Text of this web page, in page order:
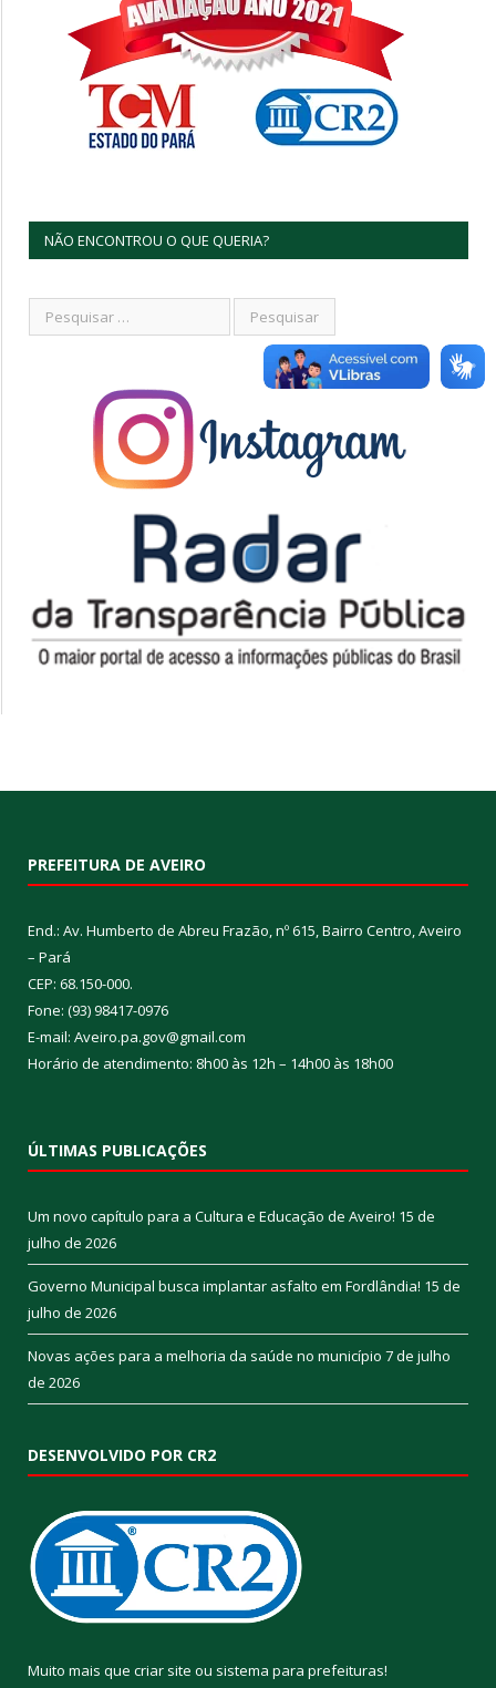
NÃO ENCONTROU O QUE QUERIA?
PREFEITURA DE AVEIRO
End.: Av. Humberto de Abreu Frazão, nº 615, Bairro Centro, Aveiro
– Pará
CEP: 68.150-000.
Fone: (93) 98417-0976
E-mail: Aveiro.pa.gov@gmail.com
Horário de atendimento: 8h00 às 12h – 14h00 às 18h00
ÚLTIMAS PUBLICAÇÕES
Um novo capítulo para a Cultura e Educação de Aveiro! 15 de
julho de 2026
Governo Municipal busca implantar asfalto em Fordlândia! 15 de
julho de 2026
Novas ações para a melhoria da saúde no município 7 de julho
de 2026
DESENVOLVIDO POR CR2
Muito mais que criar site ou sistema para prefeituras!